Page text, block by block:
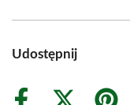
Udostępnij